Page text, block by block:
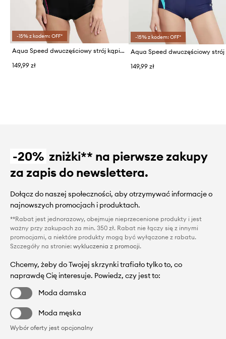
-15% z kodem: OFF*
Aqua Speed dwuczęściowy strój kąpielowy Fiona
149,99 zł
-15% z kodem: OFF*
149,99 zł
-20% zniżki** na pierwsze zakupy
za zapis do newslettera.
Dołącz do naszej społeczności, aby otrzymywać informacje o
najnowszych promocjach i produktach.
**Rabat jest jednorazowy, obejmuje nieprzecenione produkty i jest
ważny przy zakupach za min. 350 zł. Rabat nie łączy się z innymi
promocjami, a niektóre produkty mogą być wyłączone z rabatu.
Szczegóły na stronie: wykluczenia z promocji.
Chcemy, żeby do Twojej skrzynki trafiało tylko to, co
naprawdę Cię interesuje. Powiedz, czy jest to:
Moda damska
Moda męska
Wybór oferty jest opcjonalny